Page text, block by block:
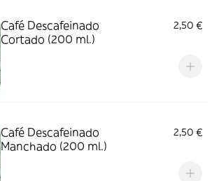
Café Descafeinado
Cortado (200 ml.)
2,50 €
Café Descafeinado
Manchado (200 ml.)
2,50 €